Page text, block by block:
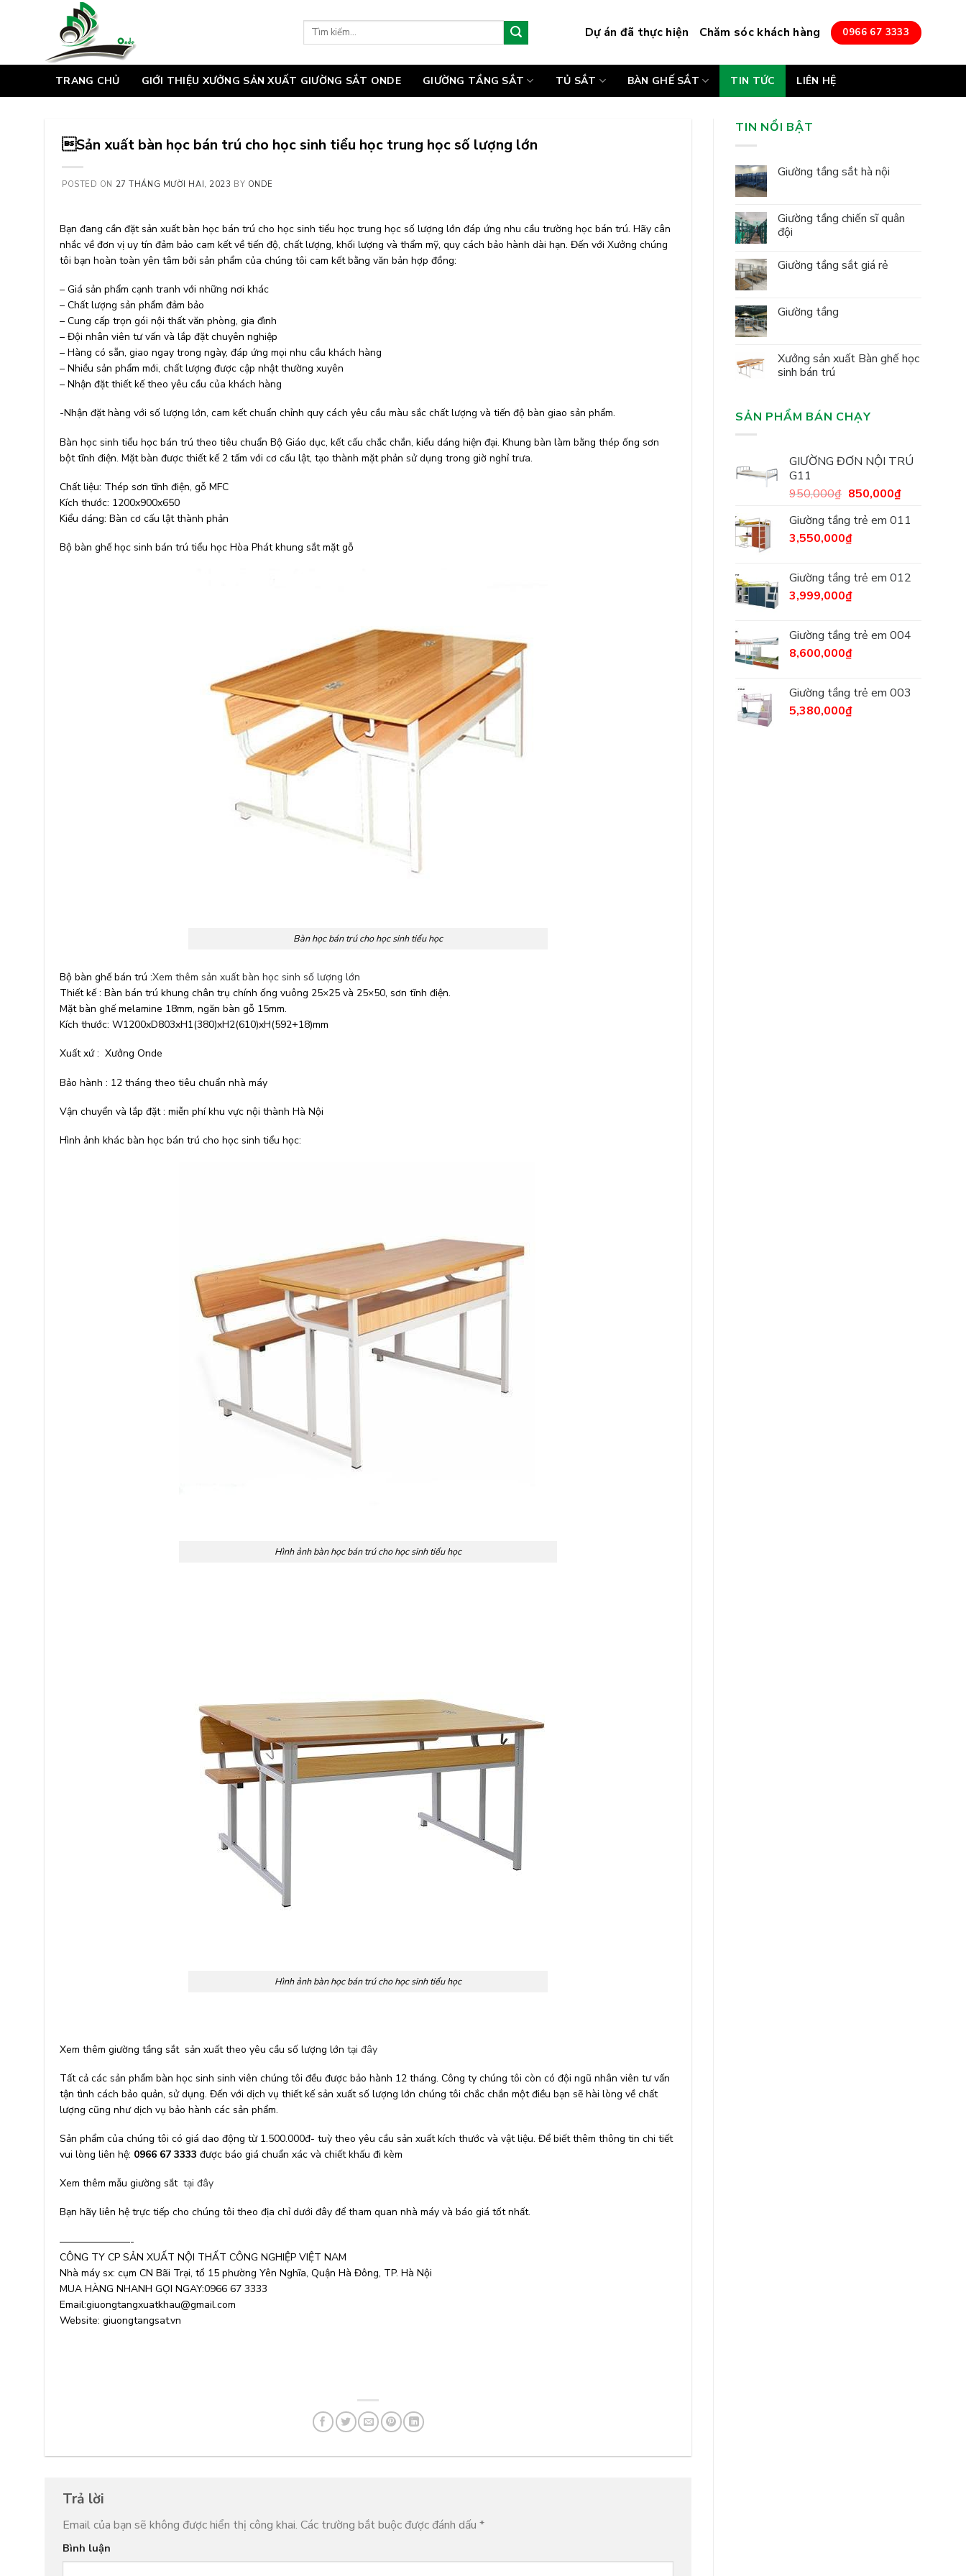
Tìm
Dự án đã thực hiện Chăm sóc khách hàng 0966 67 3333
TRANG CHỦ GIỚI THIỆU XƯỞNG SẢN XUẤT GIƯỜNG SẮT ONDE GIƯỜNG TẦNG SẮT TỦ SẮT BÀN GHẾ SẮT TIN TỨC LIÊN HỆ
Sản xuất bàn học bán trú cho học sinh tiểu học trung học số lượng lớn
POSTED ON 27 THÁNG MƯỜI HAI, 2023 BY ONDE
Bạn đang cần đặt sản xuất bàn học bán trú cho học sinh tiểu học trung học số lượng lớn đáp ứng nhu cầu trường học bán trú. Hãy cân
nhắc về đơn vị uy tín đảm bảo cam kết về tiến độ, chất lượng, khối lượng và thẩm mỹ, quy cách bảo hành dài hạn. Đến với Xưởng chúng
tôi bạn hoàn toàn yên tâm bởi sản phẩm của chúng tôi cam kết bằng văn bản hợp đồng:
– Giá sản phẩm cạnh tranh với những nơi khác
– Chất lượng sản phẩm đảm bảo
– Cung cấp trọn gói nội thất văn phòng, gia đình
– Đội nhân viên tư vấn và lắp đặt chuyên nghiệp
– Hàng có sẵn, giao ngay trong ngày, đáp ứng mọi nhu cầu khách hàng
– Nhiều sản phẩm mới, chất lượng được cập nhật thường xuyên
– Nhận đặt thiết kế theo yêu cầu của khách hàng
-Nhận đặt hàng với số lượng lớn, cam kết chuẩn chỉnh quy cách yêu cầu màu sắc chất lượng và tiến độ bàn giao sản phẩm.
Bàn học sinh tiểu học bán trú theo tiêu chuẩn Bộ Giáo dục, kết cấu chắc chắn, kiểu dáng hiện đại. Khung bàn làm bằng thép ống sơn
bột tĩnh điện. Mặt bàn được thiết kế 2 tấm với cơ cấu lật, tạo thành mặt phản sử dụng trong giờ nghỉ trưa.
Chất liệu: Thép sơn tĩnh điện, gỗ MFC
Kích thước: 1200x900x650
Kiểu dáng: Bàn cơ cấu lật thành phản
Bộ bàn ghế học sinh bán trú tiểu học Hòa Phát khung sắt mặt gỗ
Bàn học bán trú cho học sinh tiểu học
Bộ bàn ghế bán trú :Xem thêm sản xuất bàn học sinh số lượng lớn
Thiết kế : Bàn bán trú khung chân trụ chính ống vuông 25×25 và 25×50, sơn tĩnh điện.
Mặt bàn ghế melamine 18mm, ngăn bàn gỗ 15mm.
Kích thước: W1200xD803xH1(380)xH2(610)xH(592+18)mm
Xuất xứ : Xưởng Onde
Bảo hành : 12 tháng theo tiêu chuẩn nhà máy
Vận chuyển và lắp đặt : miễn phí khu vực nội thành Hà Nội
Hình ảnh khác bàn học bán trú cho học sinh tiểu học:
Hình ảnh bàn học bán trú cho học sinh tiểu học
Hình ảnh bàn học bán trú cho học sinh tiểu học
Xem thêm giường tầng sắt sản xuất theo yêu cầu số lượng lớn tại đây
Tất cả các sản phẩm bàn học sinh sinh viên chúng tôi đều được bảo hành 12 tháng. Công ty chúng tôi còn có đội ngũ nhân viên tư vấn
tận tình cách bảo quản, sử dụng. Đến với dịch vụ thiết kế sản xuất số lượng lớn chúng tôi chắc chắn một điều bạn sẽ hài lòng về chất
lượng cũng như dịch vụ bảo hành các sản phẩm.
Sản phẩm của chúng tôi có giá dao động từ 1.500.000đ- tuỳ theo yêu cầu sản xuất kích thước và vật liệu. Để biết thêm thông tin chi tiết
vui lòng liên hệ: 0966 67 3333 được báo giá chuẩn xác và chiết khấu đi kèm
Xem thêm mẫu giường sắt tại đây
Bạn hãy liên hệ trực tiếp cho chúng tôi theo địa chỉ dưới đây để tham quan nhà máy và báo giá tốt nhất.
———————-
CÔNG TY CP SẢN XUẤT NỘI THẤT CÔNG NGHIỆP VIỆT NAM
Nhà máy sx: cụm CN Bãi Trại, tổ 15 phường Yên Nghĩa, Quận Hà Đông, TP. Hà Nội
MUA HÀNG NHANH GỌI NGAY:0966 67 3333
Email:giuongtangxuatkhau@gmail.com
Website: giuongtangsat.vn
Trả lời
Email của bạn sẽ không được hiển thị công khai. Các trường bắt buộc được đánh dấu *
Bình luận
TIN NỔI BẬT
Giường tầng sắt hà nội
Giường tầng chiến sĩ quân
đội
Giường tầng sắt giá rẻ
Giường tầng
Xưởng sản xuất Bàn ghế học
sinh bán trú
SẢN PHẨM BÁN CHẠY
GIƯỜNG ĐƠN NỘI TRÚ
G11
950,000₫ 850,000₫
Giường tầng trẻ em 011
3,550,000₫
Giường tầng trẻ em 012
3,999,000₫
Giường tầng trẻ em 004
8,600,000₫
Giường tầng trẻ em 003
5,380,000₫